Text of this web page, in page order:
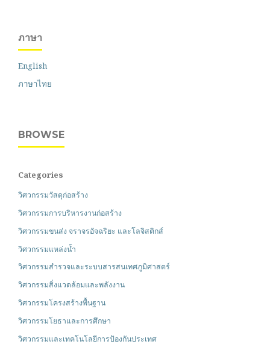
ภาษา
English
ภาษาไทย
BROWSE
Categories
วิศวกรรมวัสดุก่อสร้าง
วิศวกรรมการบริหารงานก่อสร้าง
วิศวกรรมขนส่ง จราจรอัจฉริยะ และโลจิสติกส์
วิศวกรรมแหล่งน้ำ
วิศวกรรมสำรวจและระบบสารสนเทศภูมิศาสตร์
วิศวกรรมสิ่งแวดล้อมและพลังงาน
วิศวกรรมโครงสร้างพื้นฐาน
วิศวกรรมโยธาและการศึกษา
วิศวกรรมและเทคโนโลยีการป้องกันประเทศ